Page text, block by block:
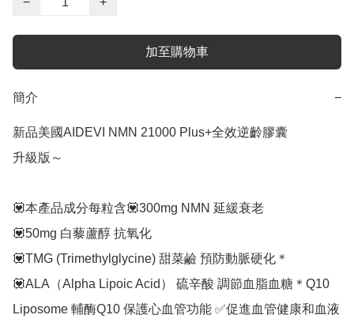
加至購物車
簡介 −
新品美國AIDEVI NMN 21000 Plus+全效逆齡膠囊
升級版～
💟本產品成分每粒含💟300mg NMN 延緩衰老
💟50mg 白藜蘆醇 抗氧化
💟TMG (Trimethylglycine) 甜菜鹼 預防動脈硬化＊
💟ALA（Alpha Lipoic Acid） 硫辛酸 調節血脂血糖＊Q10
Liposome 輔酶Q10 保護心血管功能 ✅促進血管健康和血液